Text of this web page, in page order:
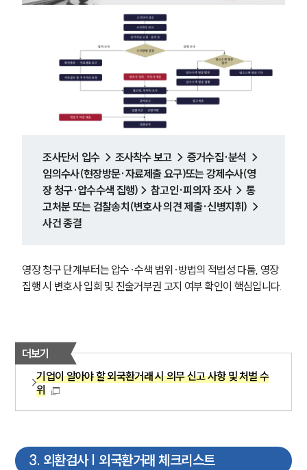
조사단서 입수 → 조사착수 보고 → 증거수집·분석 →
임의수사(현장방문·자료제출 요구)또는 강제수사(영
장 청구·압수수색 집행)→ 참고인·피의자 조사 → 통
고처분 또는 검찰송치(변호사 의견 제출·신병지휘) →
사건 종결
영장 청구 단계부터는 압수·수색 범위·방법의 적법성 다툼, 영장
집행 시 변호사 입회 및 진술거부권 고지 여부 확인이 핵심입니다.
더보기
기업이 알아야 할 외국환거래 시 의무 신고 사항 및 처벌 수
위
3. 외환검사 | 외국환거래 체크리스트